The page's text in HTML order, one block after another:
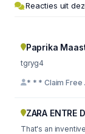
Reacties uit
Paprika
tgryg4
* * * Claim Free
ZARA ENTRE
That's an